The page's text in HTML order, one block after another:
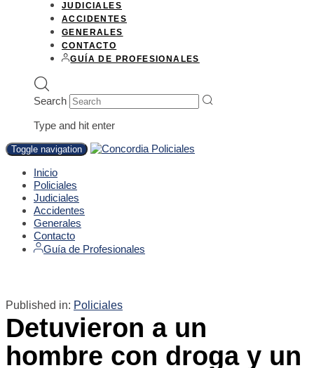
JUDICIALES
ACCIDENTES
GENERALES
CONTACTO
GUÍA DE PROFESIONALES
Search
Type and hit enter
Toggle navigation
Inicio
Policiales
Judiciales
Accidentes
Generales
Contacto
Guía de Profesionales
Published in: Policiales
Detuvieron a un
hombre con droga y un